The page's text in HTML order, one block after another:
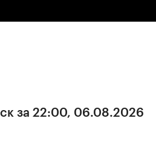
за 22:00, 06.08.2026